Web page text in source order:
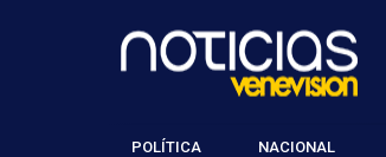
POLÍTICA NACIONAL